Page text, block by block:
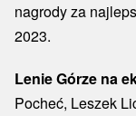
nagrody za
2023.
Lenie Górze na
Pocheć, Leszek